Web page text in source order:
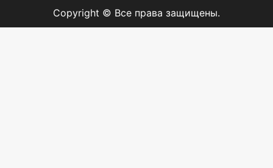
Copyright © Все права защищены.